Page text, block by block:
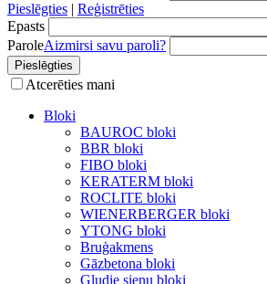
Pieslēgties | Reģistrēties
Epasts
ParoleAizmirsi savu paroli?
Atcerēties mani
Bloki
BAUROC bloki
BBR bloki
FIBO bloki
KERATERM bloki
ROCLITE bloki
WIENERBERGER bloki
YTONG bloki
Bruģakmens
Gāzbetona bloki
Gludie sienu bloki